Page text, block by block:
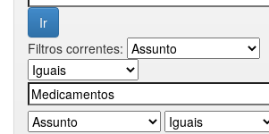
Filtros correntes: